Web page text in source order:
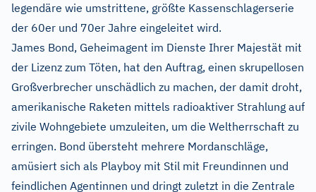
legendäre wie umstrittene, größte Kassenschlagerserie
der 60er und 70er Jahre eingeleitet wird.
James Bond, Geheimagent im Dienste Ihrer Majestät mit
der Lizenz zum Töten, hat den Auftrag, einen skrupellosen
Großverbrecher unschädlich zu machen, der damit droht,
amerikanische Raketen mittels radioaktiver Strahlung auf
zivile Wohngebiete umzuleiten, um die Weltherrschaft zu
erringen. Bond übersteht mehrere Mordanschläge,
amüsiert sich als Playboy mit Stil mit Freundinnen und
feindlichen Agentinnen und dringt zuletzt in die Zentrale